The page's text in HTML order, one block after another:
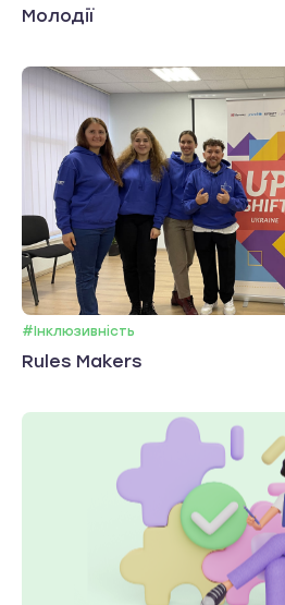
Молодії
#Інклюзивність
Rules Makers